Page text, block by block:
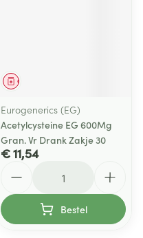
Geneesmiddel
Eurogenerics (EG)
Acetylcysteine EG 600Mg
Gran. Vr Drank Zakje 30
€ 11,54
Bestel